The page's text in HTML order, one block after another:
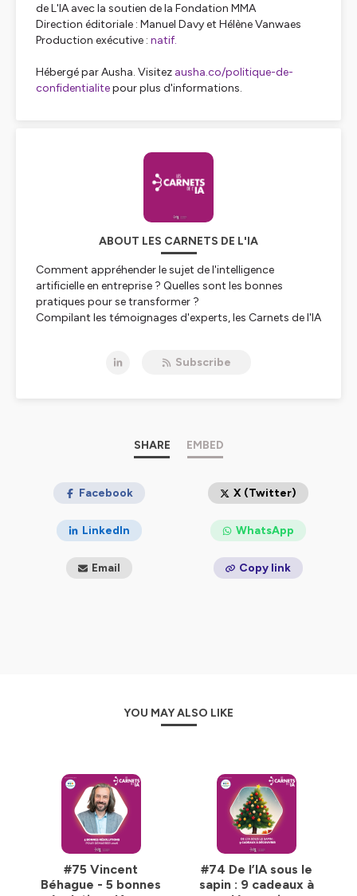
de L'IA avec la soutien de la Fondation MMA
Direction éditoriale : Manuel Davy et Hélène Vanwaes
Production exécutive : natif.
Hébergé par Ausha. Visitez ausha.co/politique-de-
confidentialitepour plus d'informations.
ABOUT LES CARNETS DE L'IA
Comment appréhender le sujet de l'intelligence
artificielle en entreprise ? Quelles sont les bonnes
pratiques pour se transformer ?
Compilant les témoignages d'experts, les Carnets de l'IA
Subscribe
SHARE EMBED
Facebook X (Twitter)
LinkedIn WhatsApp
Email Copy link
YOU MAY ALSO LIKE
#75 Vincent
Béhague - 5 bonnes
#74 De l’IA sous le
sapin : 9 cadeaux à